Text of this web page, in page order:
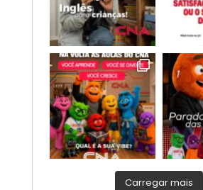
Carregar mais